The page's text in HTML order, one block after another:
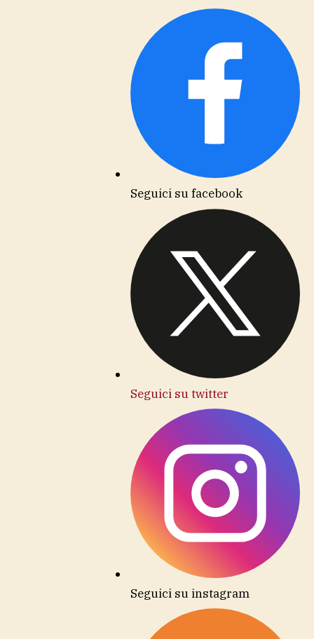
Seguici su facebook
Seguici su twitter
Seguici su instagram